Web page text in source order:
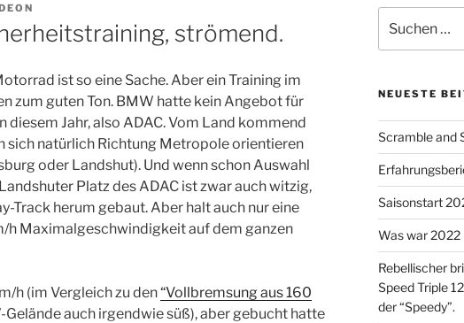
strömend.
ist so eine Sache. Aber ein Training im
zum guten Ton. BMW hatte kein Angebot für
diesem Jahr, also ADAC. Vom Land kommend
sich natürlich Richtung Metropole orientieren
oder Landshut). Und wenn schon Auswahl
Platz des ADAC ist zwar auch witzig,
Track herum gebaut. Aber halt auch nur eine
h Maximalgeschwindigkeit auf dem ganzen
h (im Vergleich zu den“Vollbremsung aus 160
auch irgendwie süß), aber gebucht hatte
nach:
NEUESTE
Scramble and
Saisonstart
Was war 2022
Rebellischer
Speed Triple
der “Speedy”.